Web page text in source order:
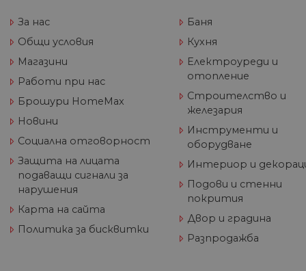
За нас
Общи условия
Магазини
Работи при нас
Брошури HomeMax
Новини
Социална отговорност
Защита на лицата
подаващи сигнали за
нарушения
Карта на сайта
Политика за бисквитки
Баня
Кухня
Електроуреди и
отопление
Строителство и
железария
Инструменти и
оборудване
Интериор и
Подови и стенни
покрития
Двор и градина
Разпродажба
Име
__utmb
_ga_32J9YV418P
__utmc
YSC
VISITOR_INFO1_LIVE
_fbp
Име
GeneralAppGenSession
__Secure-ROLLOUT_TOKEN